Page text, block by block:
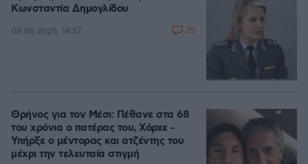
Κωνσταντία Δημογλίδου
08.08.2026, 14:57 25
Θρήνος για τον Μέσι: Πέθανε στα 68
του χρόνια ο πατέρας του, Χόρχε -
Υπήρξε ο μέντορας και ατζέντης του
μέχρι την τελευταία στιγμή